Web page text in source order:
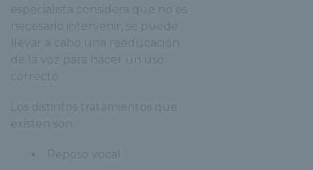
especialista considera que no es
necesario intervenir, se puede
llevar a cabo una reeducación
de la voz para hacer un uso
correcto.
Los distintos tratamientos que
existen son:
Reposo vocal